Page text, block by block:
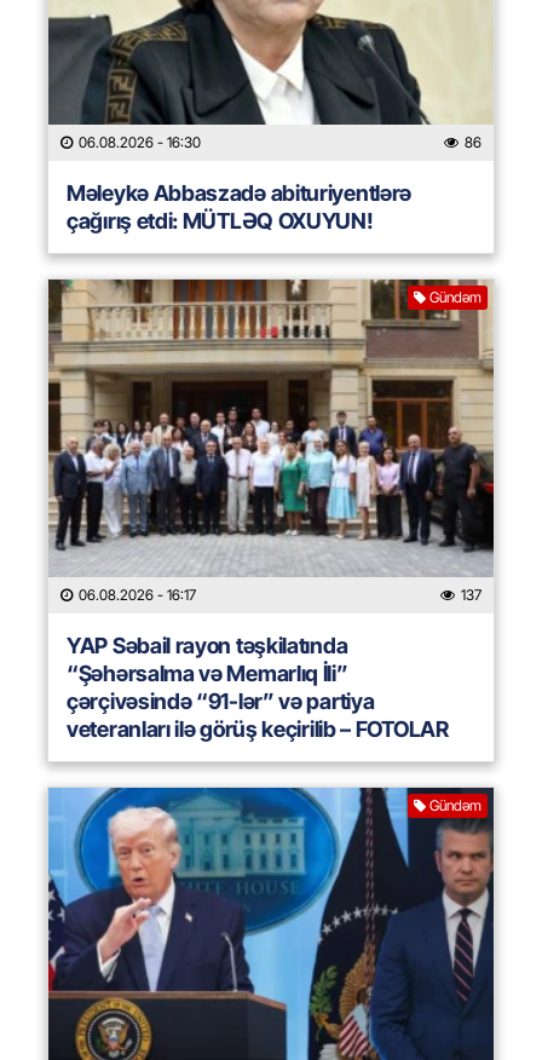
06.08.2026 - 16:30 86
Məleykə Abbaszadə abituriyentlərə
çağırış etdi: MÜTLƏQ OXUYUN!
Gündəm
06.08.2026 - 16:17 137
YAP Səbail rayon təşkilatında
“Şəhərsalma və Memarlıq İli”
çərçivəsində “91-lər” və partiya
veteranları ilə görüş keçirilib – FOTOLAR
Gündəm